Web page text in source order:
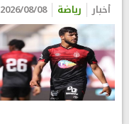
أخبار رياضة 2026/08/08 13:00